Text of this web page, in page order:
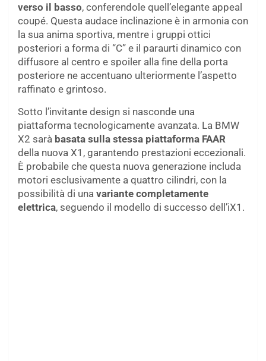
verso il basso, conferendole quell’elegante appeal
coupé. Questa audace inclinazione è in armonia con
la sua anima sportiva, mentre i gruppi ottici
posteriori a forma di “C” e il paraurti dinamico con
diffusore al centro e spoiler alla fine della porta
posteriore ne accentuano ulteriormente l’aspetto
raffinato e grintoso.
Sotto l’invitante design si nasconde una
piattaforma tecnologicamente avanzata. La BMW
X2 sarà basata sulla stessa piattaforma FAAR
della nuova X1, garantendo prestazioni eccezionali.
È probabile che questa nuova generazione includa
motori esclusivamente a quattro cilindri, con la
possibilità di una variante completamente
elettrica, seguendo il modello di successo dell’iX1.